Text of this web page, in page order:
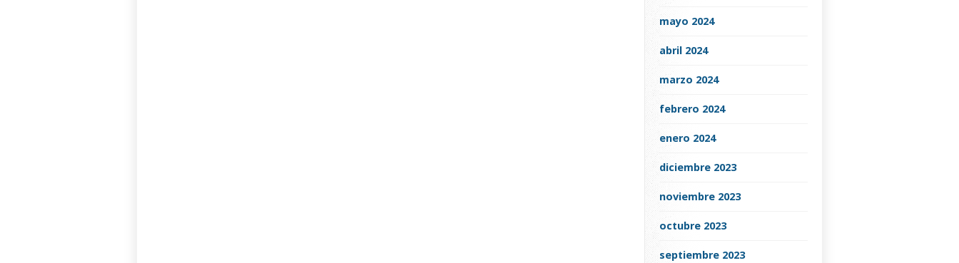
mayo 2024
abril 2024
marzo 2024
febrero 2024
enero 2024
diciembre 2023
noviembre 2023
octubre 2023
septiembre 2023